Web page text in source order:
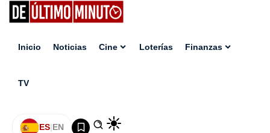
Inicio Noticias Cine Loterías Finanzas
TV
ES|EN